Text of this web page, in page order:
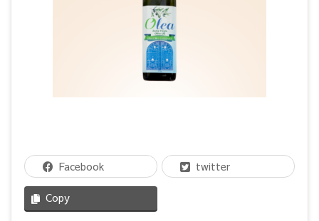
Facebook twitter
Copy